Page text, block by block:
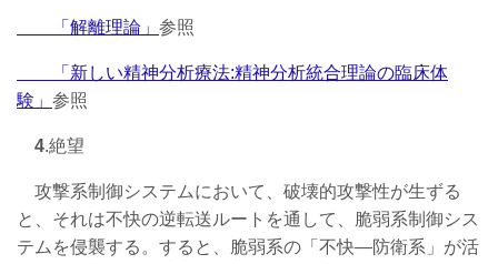
「解離理論」 参照
「新しい精神分析療法:精神分析統合理論の臨床体
験」 参照
4.絶望
攻撃系制御システムにおいて、破壊的攻撃性が生ずる
と、それは不快の逆転送ルートを通して、脆弱系制御シス
テムを侵襲する。すると、脆弱系の「不快―防衛系」が活